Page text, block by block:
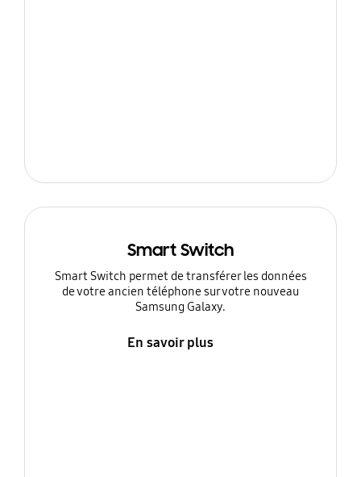
Smart Switch
Smart Switch permet de transférer les données
de votre ancien téléphone sur votre nouveau
Samsung Galaxy.
En savoir plus